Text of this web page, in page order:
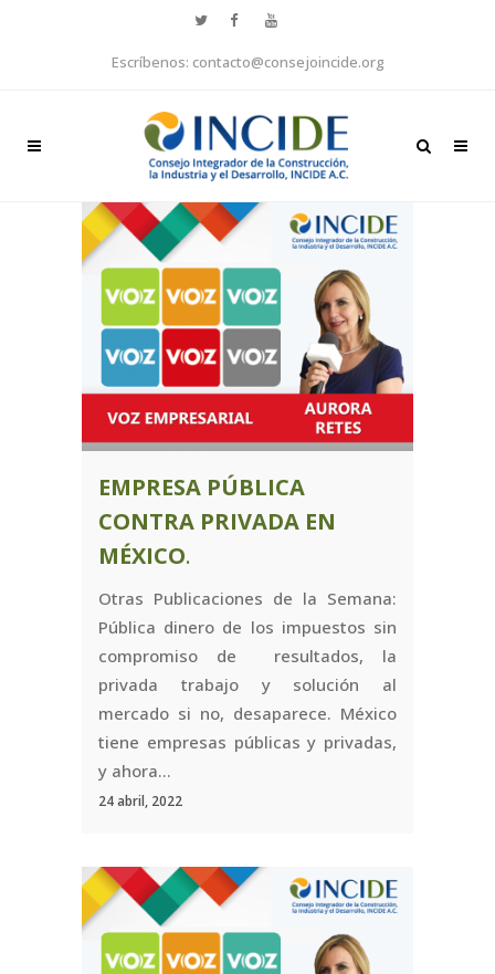
Escríbenos: contacto@consejoincide.org
EMPRESA PÚBLICA
CONTRA PRIVADA EN
MÉXICO.
Otras Publicaciones de la Semana:
Pública dinero de los impuestos sin
compromiso de resultados, la
privada trabajo y solución al
mercado si no, desaparece. México
tiene empresas públicas y privadas,
y ahora...
24 abril, 2022